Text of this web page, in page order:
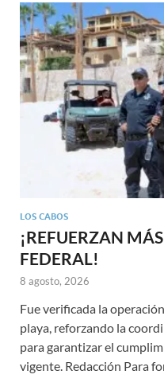
LOS CABOS
¡REFUERZAN
FEDERAL!
8 agosto, 2026
Fue verificada la
playa, reforzando la
para garantizar el
vigente. Redacción Para